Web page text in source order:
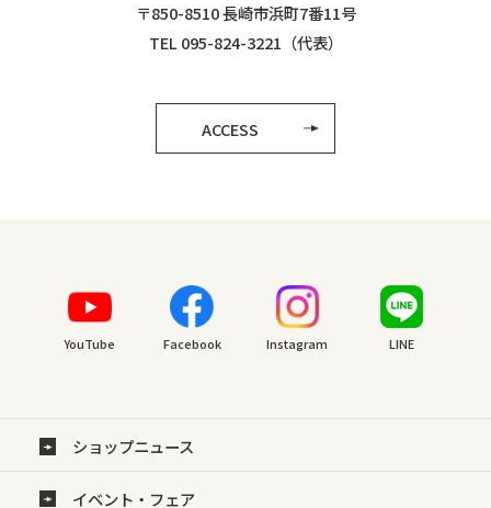
〒850-8510 長崎市浜町7番11号
TEL 095-824-3221（代表）
ACCESS
YouTube Facebook Instagram LINE
ショップニュース
イベント・フェア